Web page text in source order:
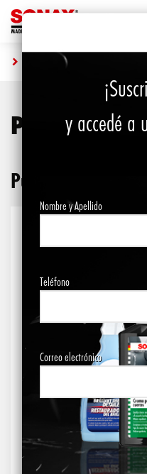
Pulidoras
Pulidoras
Kit Máquina Roto
1.821.210
AÑADIR
y accedé a
Nombre y Apellido
Teléfono
Correo electrónico